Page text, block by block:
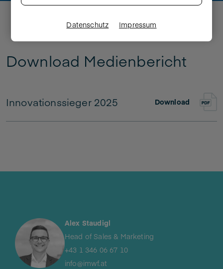
Download Medienbericht
Innovationssieger 2025 Download
Alex Staudigl​
Head of Sales & Marketing​
+43 1 346 06 67 10​
info@imwf.at
Datenschutz Impressum